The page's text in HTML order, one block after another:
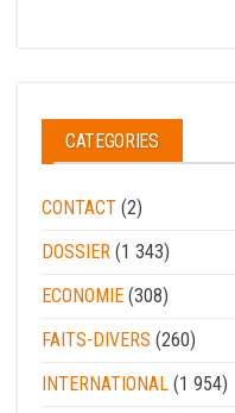
CATEGORIES
CONTACT (2)
DOSSIER (1 343)
ECONOMIE (308)
FAITS-DIVERS (260)
INTERNATIONAL (1 954)